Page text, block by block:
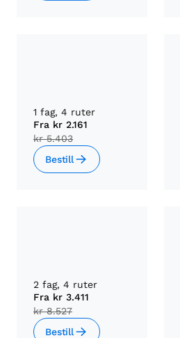
1 fag, 4 ruter
Fra kr 2.161
kr 5.403
Bestill
2 fag, 4 ruter
Fra kr 3.411
kr 8.527
Bestill